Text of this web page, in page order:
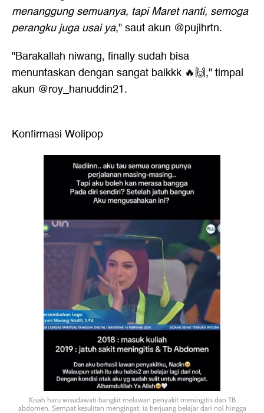
menanggung semuanya, tapi Maret nanti, semoga
perangku juga usai ya," saut akun @pujihrtn.
"Barakallah niwang, finally sudah bisa
menuntaskan dengan sangat baikkk 🔥🙌," timpal
akun @roy_hanuddin21.
Konfirmasi Wolipop
Kisah haru wisudawati bangkit melawan penyakit meningitis dan TB
abdomen. Sempat kesulitan mengingat, ia berjuang belajar dari nol hingga